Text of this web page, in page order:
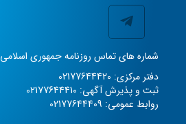
شماره های تماس روزنامه جمهوری اسلامی
دفتر مرکزی: 02177644420
ثبت و پذیرش آگهی: 02177644410
روابط عمومی: 02177644409